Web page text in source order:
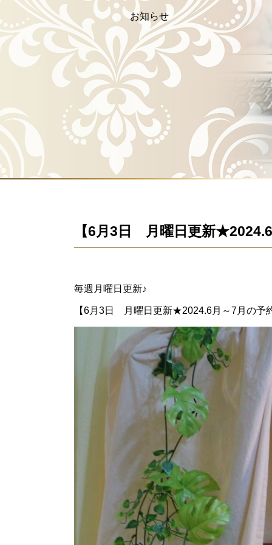
お知らせ
【6月3日 月曜日更新
毎週月曜日更新♪
【6月3日 月曜日更新★2024.6月～7月の予